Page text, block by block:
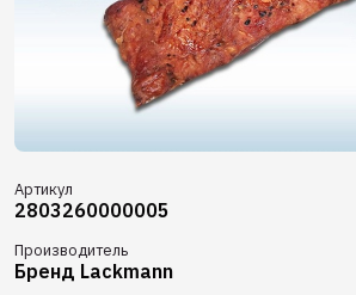
Артикул
2803260000005
Производитель
Бренд Lackmann